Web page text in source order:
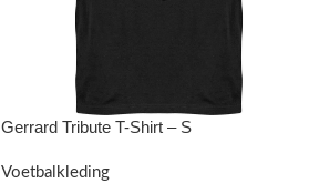
Gerrard Tribute T-Shirt – S
Voetbalkleding